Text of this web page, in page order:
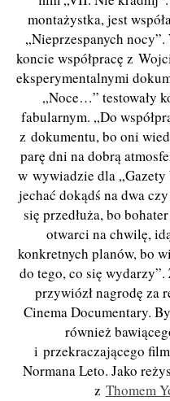
montażystka, jest
„Nieprzespanych
koncie współpracę z
eksperymentalnymi
„Noce…” testowały
fabularnym. „Do
z dokumentu, bo oni
parę dni na dobrą
w wywiadzie dla „Gazety
jechać dokądś na dwa
się przedłuża, bo
otwarci na chwilę,
konkretnych planów, bo
do tego, co się
przywiózł nagrodę za
Cinema Documentary.
również
i przekraczającego
Normana Leto. Jako
z Thomem